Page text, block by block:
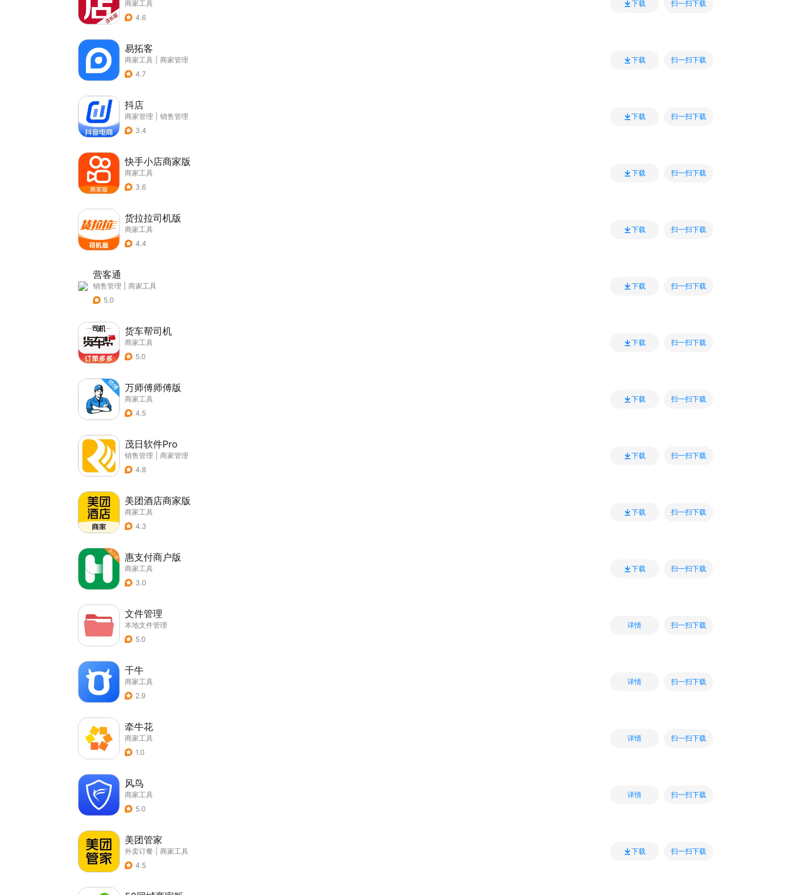
商家工具
4.6
下载 扫一扫下载
易拓客
商家工具
商家管理
4.7
下载 扫一扫下载
抖店
商家管理
销售管理
3.4
下载 扫一扫下载
快手小店商家版
商家工具
3.6
下载 扫一扫下载
货拉拉司机版
商家工具
4.4
下载 扫一扫下载
营客通
销售管理
商家工具
5.0
下载 扫一扫下载
货车帮司机
商家工具
5.0
下载 扫一扫下载
万师傅师傅版
商家工具
4.5
下载 扫一扫下载
茂日软件Pro
销售管理
商家管理
4.8
下载 扫一扫下载
美团酒店商家版
商家工具
4.3
下载 扫一扫下载
惠支付商户版
商家工具
3.0
下载 扫一扫下载
文件管理
本地文件管理
5.0
详情 扫一扫下载
千牛
商家工具
2.9
详情 扫一扫下载
牵牛花
商家工具
1.0
详情 扫一扫下载
风鸟
商家工具
5.0
详情 扫一扫下载
美团管家
外卖订餐
商家工具
4.5
下载 扫一扫下载